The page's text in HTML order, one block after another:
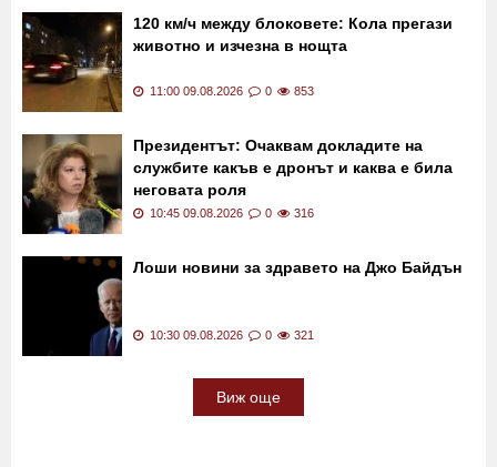
120 км/ч между блоковете: Кола прегази
животно и изчезна в нощта
11:00 09.08.2026 0 853
Президентът: Очаквам докладите на
службите какъв е дронът и каква е била
неговата роля
10:45 09.08.2026 0 316
Лоши новини за здравето на Джо Байдън
10:30 09.08.2026 0 321
Виж още